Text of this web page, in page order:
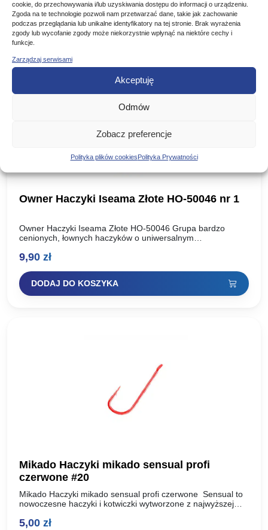
cookie, do przechowywania i/lub uzyskiwania dostępu do informacji o urządzeniu.
Zgoda na te technologie pozwoli nam przetwarzać dane, takie jak zachowanie
podczas przeglądania lub unikalne identyfikatory na tej stronie. Brak wyrażenia
zgody lub wycofanie zgody może niekorzystnie wpłynąć na niektóre cechy i
funkcje.
Zarządzaj serwisami
Akceptuję
Odmów
Zobacz preferencje
Polityka plików cookiesPolityka Prywatności
Poznaj podobne produkty, które mogą Ci się spodobać
Owner Haczyki Iseama Złote HO-50046 nr 1
Owner Haczyki Iseama Złote HO-50046 Grupa bardzo
cenionych, łownych haczyków o uniwersalnym
karpi. Rozmiar haka: Ilość szt w paczce:…
9,90 zł
DODAJ DO KOSZYKA
Mikado Haczyki mikado sensual profi
czerwone #20
Mikado Haczyki mikado sensual profi czerwone Sensual to
nowoczesne haczyki i kotwiczki wytworzone z najwyższej
dwóch technologii ostrzenia: Mechanicznej…
5,00 zł